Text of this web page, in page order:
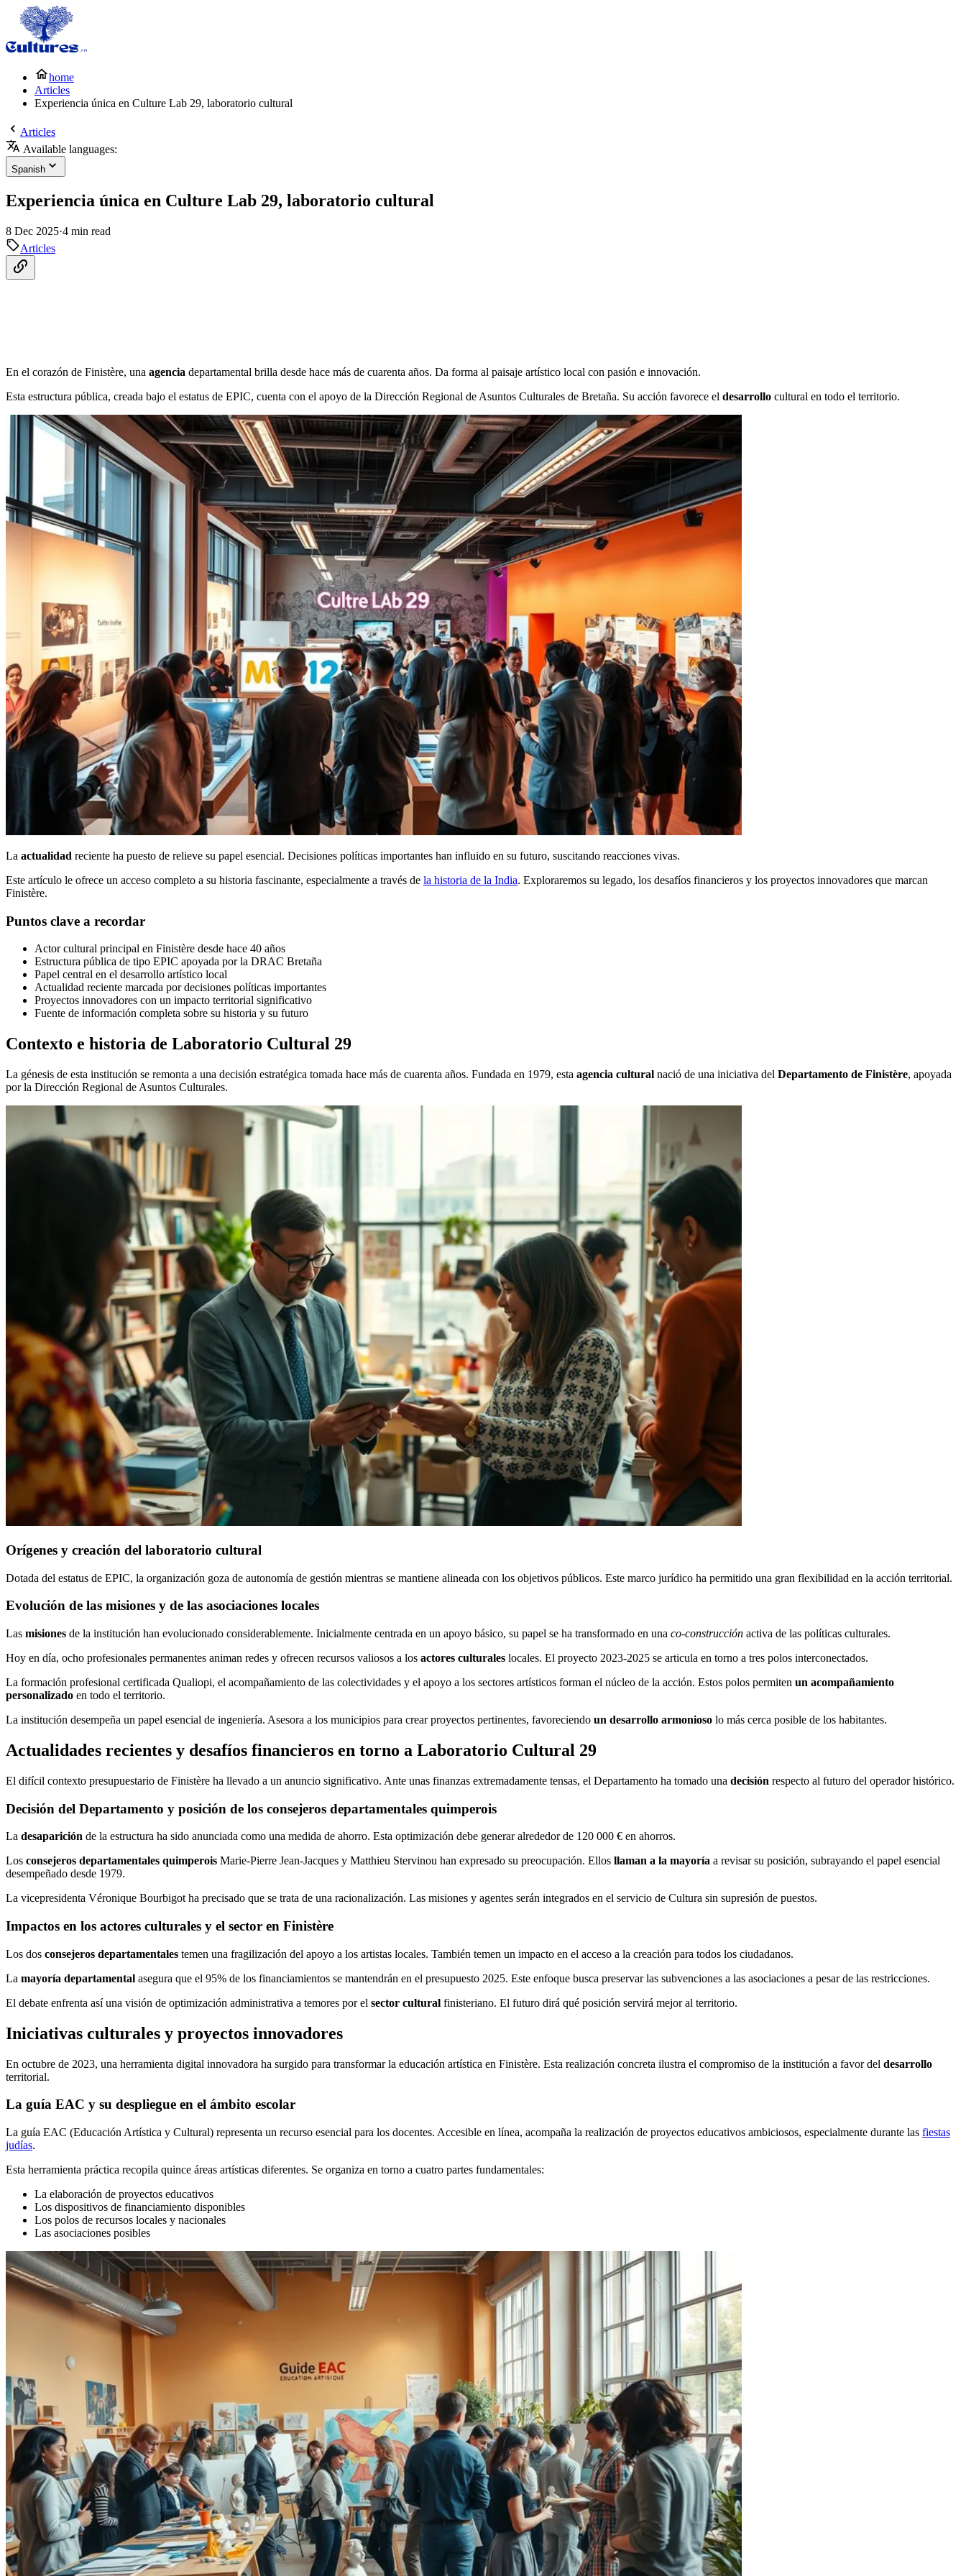
home
Articles
Experiencia única en Culture Lab 29, laboratorio cultural
Articles
Available languages:
Spanish
Experiencia única en Culture Lab 29, laboratorio cultural
8 Dec 2025·4 min read
Articles
En el corazón de Finistère, una agencia departamental brilla desde hace más de cuarenta años. Da forma al paisaje artístico local con pasión e innovación.
Esta estructura pública, creada bajo el estatus de EPIC, cuenta con el apoyo de la Dirección Regional de Asuntos Culturales de Bretaña. Su acción favorece el desarrollo cultural en todo el territorio.
La actualidad reciente ha puesto de relieve su papel esencial. Decisiones políticas importantes han influido en su futuro, suscitando reacciones vivas.
Este artículo le ofrece un acceso completo a su historia fascinante, especialmente a través de la historia de la India. Exploraremos su legado, los desafíos financieros y los proyectos innovadores que marcan
Finistère.
Puntos clave a recordar
Actor cultural principal en Finistère desde hace 40 años
Estructura pública de tipo EPIC apoyada por la DRAC Bretaña
Papel central en el desarrollo artístico local
Actualidad reciente marcada por decisiones políticas importantes
Proyectos innovadores con un impacto territorial significativo
Fuente de información completa sobre su historia y su futuro
Contexto e historia de Laboratorio Cultural 29
La génesis de esta institución se remonta a una decisión estratégica tomada hace más de cuarenta años. Fundada en 1979, esta agencia cultural nació de una iniciativa del Departamento de Finistère, apoyada
por la Dirección Regional de Asuntos Culturales.
Orígenes y creación del laboratorio cultural
Dotada del estatus de EPIC, la organización goza de autonomía de gestión mientras se mantiene alineada con los objetivos públicos. Este marco jurídico ha permitido una gran flexibilidad en la acción territorial.
Evolución de las misiones y de las asociaciones locales
Las misiones de la institución han evolucionado considerablemente. Inicialmente centrada en un apoyo básico, su papel se ha transformado en una co-construcción activa de las políticas culturales.
Hoy en día, ocho profesionales permanentes animan redes y ofrecen recursos valiosos a los actores culturales locales. El proyecto 2023-2025 se articula en torno a tres polos interconectados.
La formación profesional certificada Qualiopi, el acompañamiento de las colectividades y el apoyo a los sectores artísticos forman el núcleo de la acción. Estos polos permiten un acompañamiento
personalizado en todo el territorio.
La institución desempeña un papel esencial de ingeniería. Asesora a los municipios para crear proyectos pertinentes, favoreciendo un desarrollo armonioso lo más cerca posible de los habitantes.
Actualidades recientes y desafíos financieros en torno a Laboratorio Cultural 29
El difícil contexto presupuestario de Finistère ha llevado a un anuncio significativo. Ante unas finanzas extremadamente tensas, el Departamento ha tomado una decisión respecto al futuro del operador histórico.
Decisión del Departamento y posición de los consejeros departamentales quimperois
La desaparición de la estructura ha sido anunciada como una medida de ahorro. Esta optimización debe generar alrededor de 120 000 € en ahorros.
Los consejeros departamentales quimperois Marie-Pierre Jean-Jacques y Matthieu Stervinou han expresado su preocupación. Ellos llaman a la mayoría a revisar su posición, subrayando el papel esencial
desempeñado desde 1979.
La vicepresidenta Véronique Bourbigot ha precisado que se trata de una racionalización. Las misiones y agentes serán integrados en el servicio de Cultura sin supresión de puestos.
Impactos en los actores culturales y el sector en Finistère
Los dos consejeros departamentales temen una fragilización del apoyo a los artistas locales. También temen un impacto en el acceso a la creación para todos los ciudadanos.
La mayoría departamental asegura que el 95% de los financiamientos se mantendrán en el presupuesto 2025. Este enfoque busca preservar las subvenciones a las asociaciones a pesar de las restricciones.
El debate enfrenta así una visión de optimización administrativa a temores por el sector cultural finisteriano. El futuro dirá qué posición servirá mejor al territorio.
Iniciativas culturales y proyectos innovadores
En octubre de 2023, una herramienta digital innovadora ha surgido para transformar la educación artística en Finistère. Esta realización concreta ilustra el compromiso de la institución a favor del desarrollo
territorial.
La guía EAC y su despliegue en el ámbito escolar
La guía EAC (Educación Artística y Cultural) representa un recurso esencial para los docentes. Accesible en línea, acompaña la realización de proyectos educativos ambiciosos, especialmente durante las fiestas
judías.
Esta herramienta práctica recopila quince áreas artísticas diferentes. Se organiza en torno a cuatro partes fundamentales:
La elaboración de proyectos educativos
Los dispositivos de financiamiento disponibles
Los polos de recursos locales y nacionales
Las asociaciones posibles